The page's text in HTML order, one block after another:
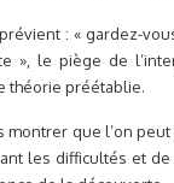
: « gardez-
», le piège de
théorie préétablie.
montrer que l’on
les difficultés et